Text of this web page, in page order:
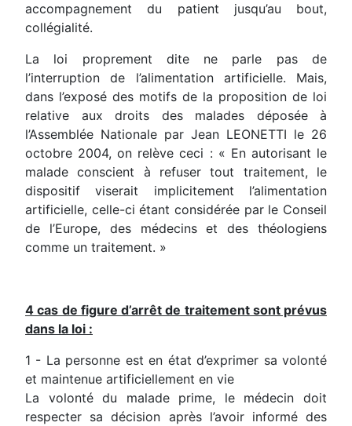
accompagnement du patient jusqu’au bout,
collégialité.
La loi proprement dite ne parle pas de
l’interruption de l’alimentation artificielle. Mais,
dans l’exposé des motifs de la proposition de loi
relative aux droits des malades déposée à
l’Assemblée Nationale par Jean LEONETTI le 26
octobre 2004, on relève ceci : « En autorisant le
malade conscient à refuser tout traitement, le
dispositif viserait implicitement l’alimentation
artificielle, celle-ci étant considérée par le Conseil
de l’Europe, des médecins et des théologiens
comme un traitement. »
4 cas de figure d’arrêt de traitement sont prévus
dans la loi :
1 - La personne est en état d’exprimer sa volonté
et maintenue artificiellement en vie
La volonté du malade prime, le médecin doit
respecter sa décision après l’avoir informé des